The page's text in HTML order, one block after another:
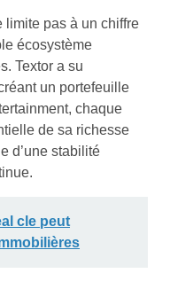
limite pas à un chiffre
écosystème
Textor a su
un portefeuille
chaque
de sa richesse
d’une stabilité
cle peut